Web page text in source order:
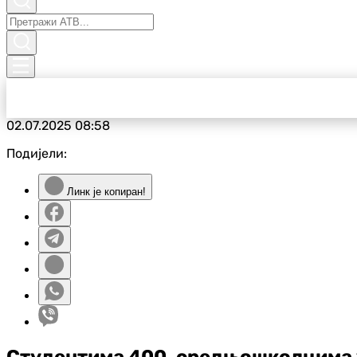
02.07.202508:58
Подијели:
Линк је копиран!